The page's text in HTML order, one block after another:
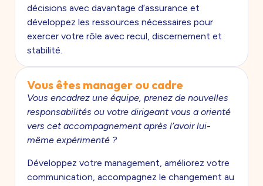
décisions avec davantage d’assurance et
développez les ressources nécessaires pour
exercer votre rôle avec recul, discernement et
stabilité.
Vous êtes manager ou cadre
Vous encadrez une équipe, prenez de nouvelles
responsabilités ou votre dirigeant vous a orienté
vers cet accompagnement après l’avoir lui-
même expérimenté ?
Développez votre management, améliorez votre
communication, accompagnez le changement au